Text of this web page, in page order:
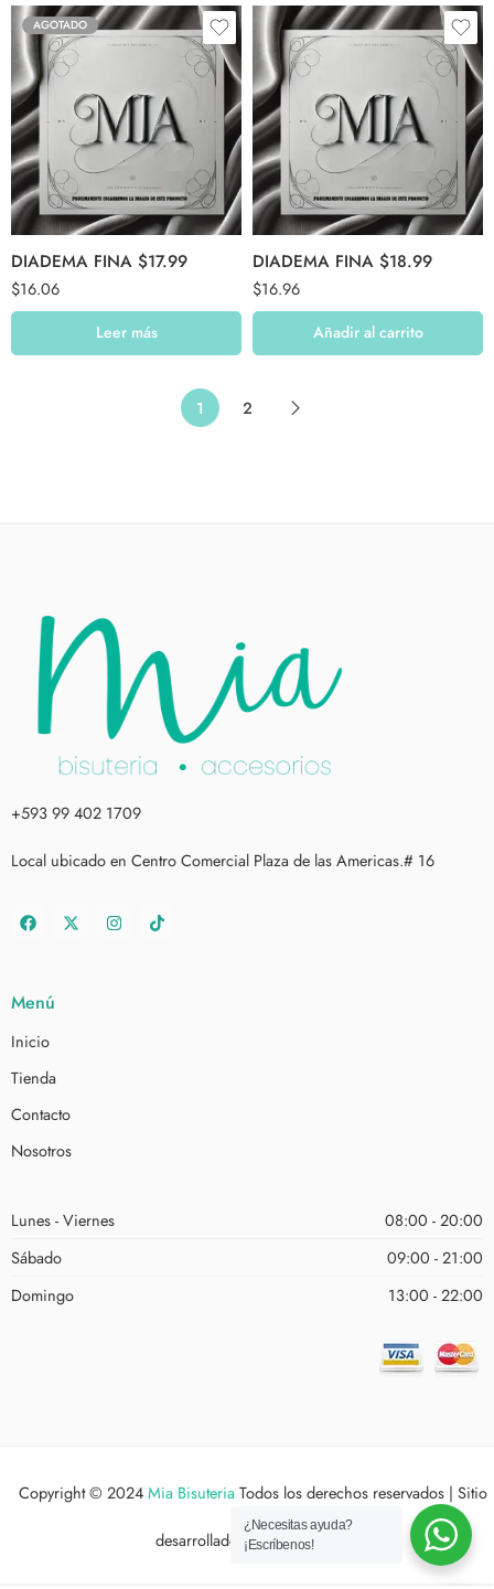
AGOTADO
DIADEMA FINA $17.99
$16.06
Leer más
DIADEMA FINA $18.99
$16.96
Añadir al carrito
1 2
+593 99 402 1709
Local ubicado en Centro Comercial Plaza de las Americas.# 16
Menú
Inicio
Tienda
Contacto
Nosotros
Lunes - Viernes
08:00 - 20:00
Sábado
09:00 - 21:00
Domingo
13:00 - 22:00
Copyright © 2024Mia BisuteriaTodos los derechos reservados | Sitio
desarrollado porEstudio XYX
¿Necesitas ayuda?
¡Escríbenos!